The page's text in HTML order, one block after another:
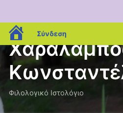
blogs.sch.gr
Σύνδεση
Φιλολογικό Ιστολόγιο